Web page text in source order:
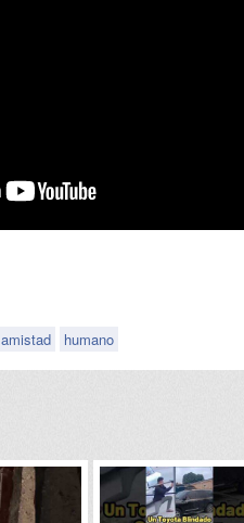
amistad humano